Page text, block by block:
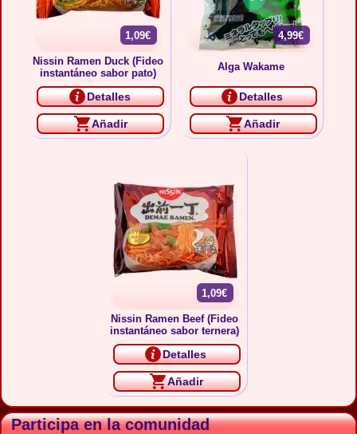
1,09€
Nissin Ramen Duck (Fideo
instantáneo sabor pato)
Detalles
Añadir
4,99€
Alga Wakame
Detalles
Añadir
1,09€
Nissin Ramen Beef (Fideo
instantáneo sabor ternera)
Detalles
Añadir
Participa en la comunidad